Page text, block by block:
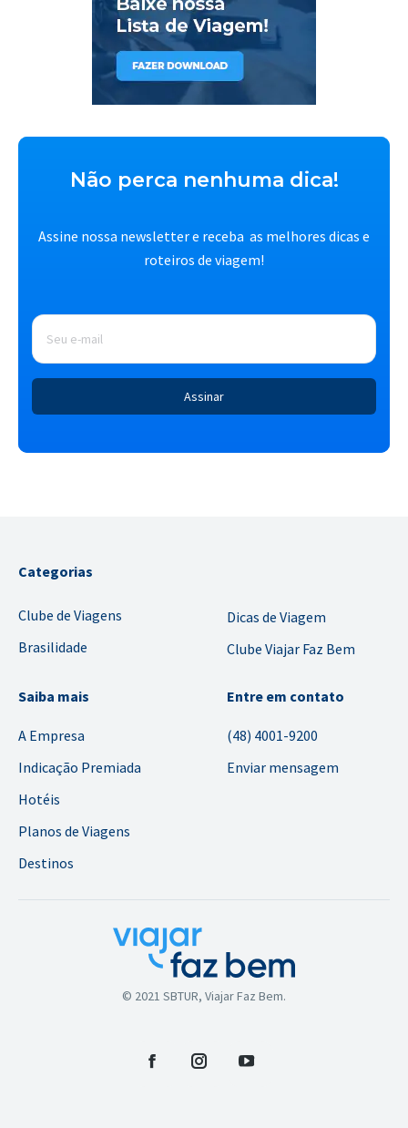
Não perca nenhuma dica!
Assine nossa newsletter e receba as melhores dicas e
roteiros de viagem!
E-
mail *
Categorias
Clube de Viagens
Brasilidade
Dicas de Viagem
Clube Viajar Faz Bem
Saiba mais
A Empresa
Indicação Premiada
Hotéis
Planos de Viagens
Destinos
Entre em contato
(48) 4001-9200
Enviar mensagem
© 2021 SBTUR, Viajar Faz Bem.
FacebookInstagramYouTube